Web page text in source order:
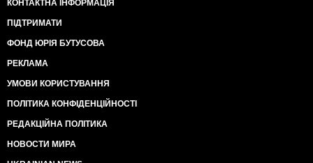
КОНТАКТНА ІНФОРМАЦІЯ
ПІДТРИМАТИ
ФОНД ЮРІЯ БУТУСОВА
РЕКЛАМА
УМОВИ КОРИСТУВАННЯ
ПОЛІТИКА КОНФІДЕНЦІЙНОСТІ
РЕДАКЦІЙНА ПОЛІТИКА
НОВОСТИ МИРА